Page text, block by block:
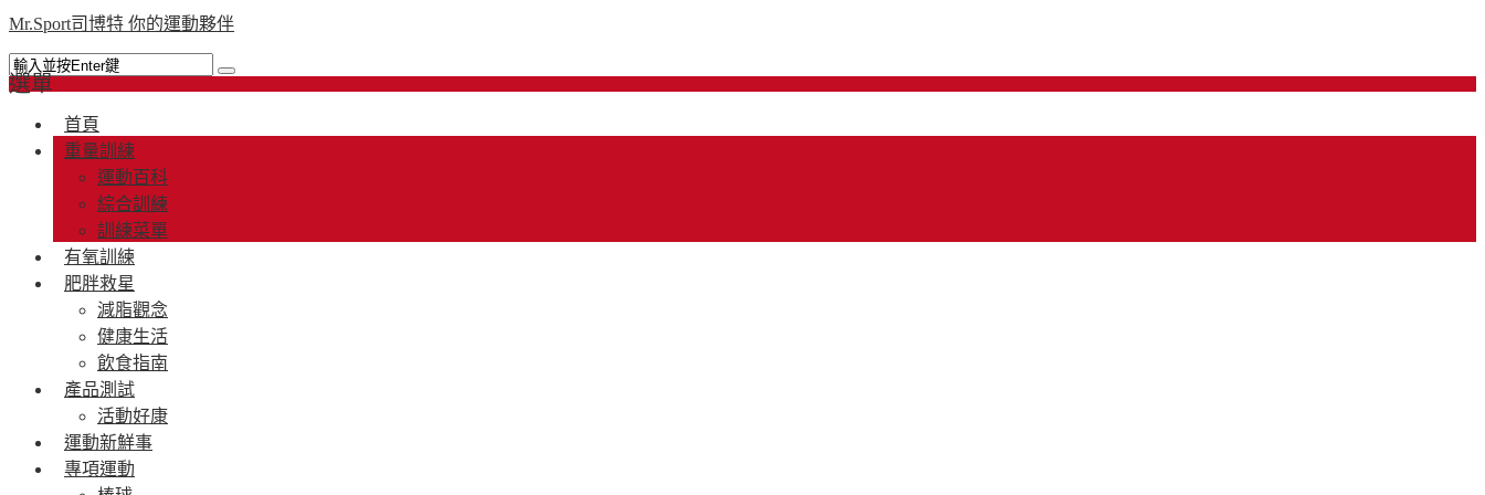
Mr.Sport司博特 你的運動夥伴
選單
首頁
重量訓練
運動百科
綜合訓練
訓練菜單
有氧訓練
肥胖救星
減脂觀念
健康生活
飲食指南
產品測試
活動好康
運動新鮮事
專項運動